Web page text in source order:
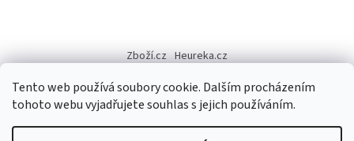
Tento web používá soubory cookie. Dalším procházením
tohoto webu vyjadřujete souhlas s jejich používáním.
p
Zboží.cz Heureka.cz